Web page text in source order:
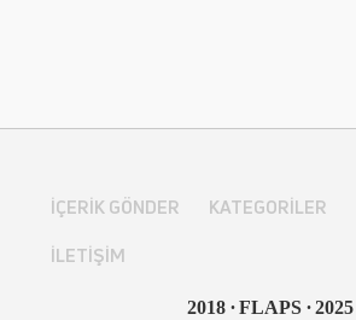
2018 ∙FLAPS ∙2025
İÇERIK GÖNDER KATEGORILER
İLETIŞIM